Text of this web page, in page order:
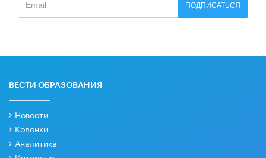
ПОДПИСАТЬСЯ
ВЕСТИ ОБРАЗОВАНИЯ
Новости
Колонки
Аналитика